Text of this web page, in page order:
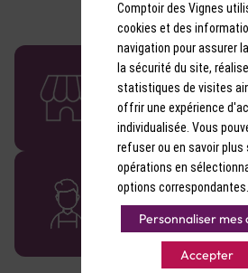
58 caves en France
Retrouvez le réseau
partout en France !
Des cavistes à votre
Bénéficiez de conseils
avec le sourire :)
Comptoir des Vignes
cookies et des
navigation pour assurer
la sécurité du site,
statistiques de visites
offrir une expérience
individualisée. Vous
refuser ou en savoir plus
opérations en
options correspondantes.
Personnaliser mes
Accepter